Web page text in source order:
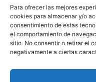
Para ofrecer las mejores
cookies para almacenar y/o
consentimiento de estas
el comportamiento de
sitio. No consentir o retirar el
negativamente a ciertas